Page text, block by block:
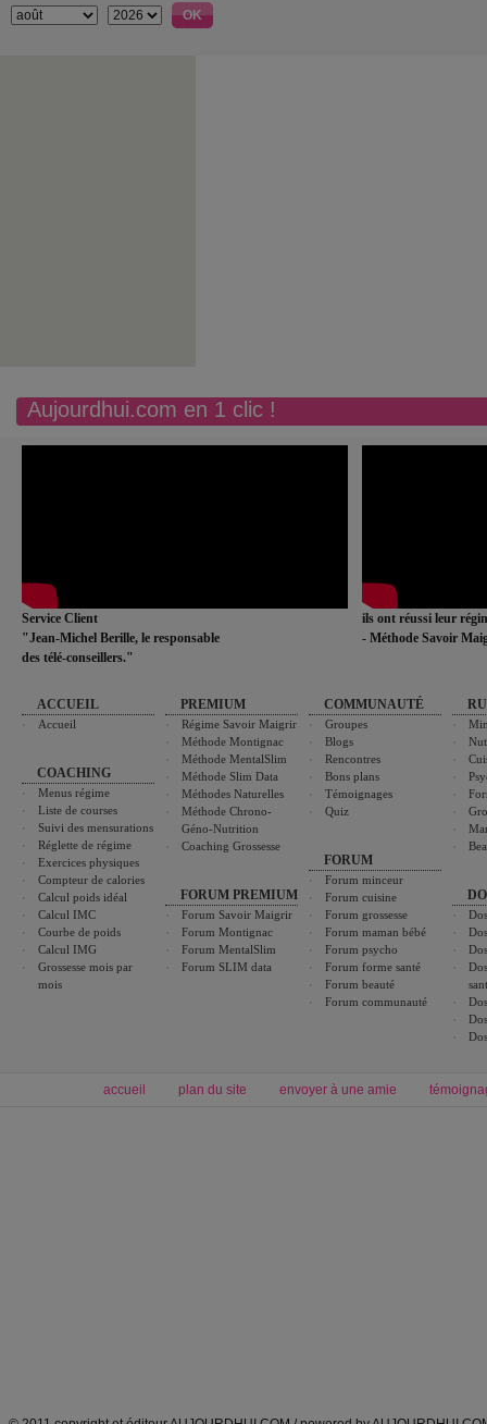
Aujourdhui.com en 1 clic !
Service Client
"Jean-Michel Berille, le responsable
des télé-conseillers."
ils ont réussi leur
- Méthode Savoir
ACCUEIL
Accueil
COACHING
Menus régime
Liste de courses
Suivi des mensurations
Réglette de régime
Exercices physiques
Compteur de calories
Calcul poids idéal
Calcul IMC
Courbe de poids
Calcul IMG
Grossesse mois par
mois
PREMIUM
Régime Savoir Maigrir
Méthode Montignac
Méthode MentalSlim
Méthode Slim Data
Méthodes Naturelles
Méthode Chrono-
Géno-Nutrition
Coaching Grossesse
FORUM PREMIUM
Forum Savoir Maigrir
Forum Montignac
Forum MentalSlim
Forum SLIM data
COMMUNAUTÉ
Groupes
Blogs
Rencontres
Bons plans
Témoignages
Quiz
FORUM
Forum minceur
Forum cuisine
Forum grossesse
Forum maman bébé
Forum psycho
Forum forme santé
Forum beauté
Forum communauté
accueil plan du site envoyer à une amie